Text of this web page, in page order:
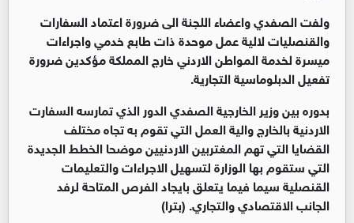
ولفت الصفدي واعضاء اللجنة الى ضرورة اعتماد السفارات
والقنصليات لالية عمل موحدة ذات طابع خدمي واجراءات
ميسرة لخدمة المواطن الاردني خارج المملكة مؤكدين ضرورة
تفعيل الدبلوماسية التجارية.
بدوره بين وزير الخارجية الصفدي الدور الذي تمارسه السفارت
الاردنية بالخارج والية العمل التي تقوم به تجاه مختلف
القضايا التي تهم المغتربين الاردنيين موضحا الخطط الجديدة
التي ستقوم بها الوزارة لتسهيل الاجراءات والتعليمات
القنصلية سيما فيما يتعلق بايجاد الفرص المتاحة لرفد
الجانب الاقتصادي والتجاري. (بترا)